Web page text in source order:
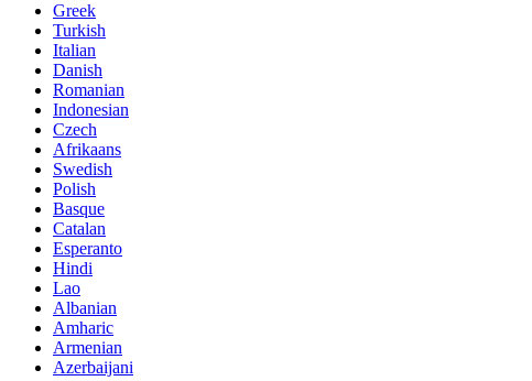
Greek
Turkish
Italian
Danish
Romanian
Indonesian
Czech
Afrikaans
Swedish
Polish
Basque
Catalan
Esperanto
Hindi
Lao
Albanian
Amharic
Armenian
Azerbaijani